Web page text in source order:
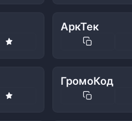
АркТек
ГромоКод